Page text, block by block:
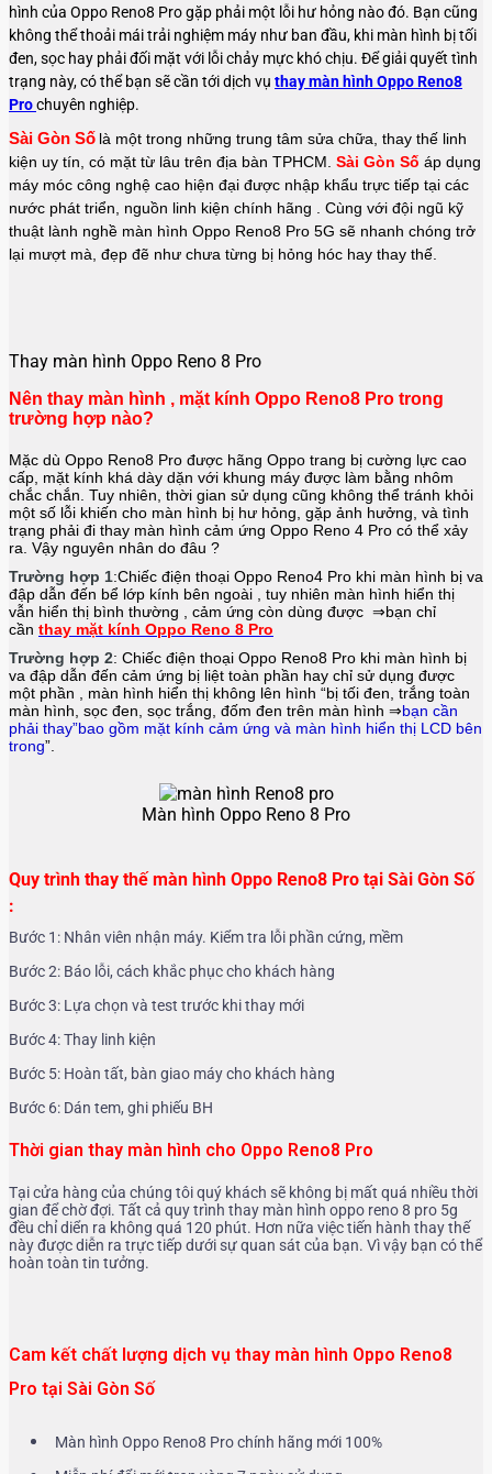
hình của Oppo Reno8 Pro gặp phải một lỗi hư hỏng nào đó. Bạn cũng
không thể thoải mái trải nghiệm máy như ban đầu, khi màn hình bị tối
đen, sọc hay phải đối mặt với lỗi chảy mực khó chịu. Để giải quyết tình
trạng này, có thể bạn sẽ cần tới dịch vụ thay màn hình Oppo Reno8
Prochuyên nghiệp.
Sài Gòn Số là một trong những trung tâm sửa chữa, thay thế linh
kiện uy tín, có mặt từ lâu trên địa bàn TPHCM. Sài Gòn Số áp dụng
máy móc công nghệ cao hiện đại được nhập khẩu trực tiếp tại các
nước phát triển, nguồn linh kiện chính hãng . Cùng với đội ngũ kỹ
thuật lành nghề màn hình Oppo Reno8 Pro 5G sẽ nhanh chóng trở
lại mượt mà, đẹp đẽ như chưa từng bị hỏng hóc hay thay thế.
Thay màn hình Oppo Reno 8 Pro
Nên thay màn hình , mặt kính Oppo Reno8 Pro trong
trường hợp nào?
Mặc dù Oppo Reno8 Pro được hãng Oppo trang bị cường lực cao
cấp, mặt kính khá dày dặn với khung máy được làm bằng nhôm
chắc chắn. Tuy nhiên, thời gian sử dụng cũng không thể tránh khỏi
một số lỗi khiến cho màn hình bị hư hỏng, gặp ảnh hưởng, và tình
trạng phải đi thay màn hình cảm ứng Oppo Reno 4 Pro có thể xảy
ra. Vậy nguyên nhân do đâu ?
Trường hợp 1:Chiếc điện thoại Oppo Reno4 Pro khi màn hình bị va
đập dẫn đến bể lớp kính bên ngoài , tuy nhiên màn hình hiển thị
vẫn hiển thị bình thường , cảm ứng còn dùng được ⇒bạn chỉ
cần thay mặt kính Oppo Reno 8 Pro
Trường hợp 2: Chiếc điện thoại Oppo Reno8 Pro khi màn hình bị
va đập dẫn đến cảm ứng bị liệt toàn phần hay chỉ sử dụng được
một phần , màn hình hiển thị không lên hình “bị tối đen, trắng toàn
màn hình, sọc đen, sọc trắng, đốm đen trên màn hình ⇒bạn cần
phải thay”bao gồm mặt kính cảm ứng và màn hình hiển thị LCD bên
trong”.
Màn hình Oppo Reno 8 Pro
Quy trình thay thế màn hình Oppo Reno8 Pro tại Sài Gòn Số
:
Bước 1: Nhân viên nhận máy. Kiểm tra lỗi phần cứng, mềm
Bước 2: Báo lỗi, cách khắc phục cho khách hàng
Bước 3: Lựa chọn và test trước khi thay mới
Bước 4: Thay linh kiện
Bước 5: Hoàn tất, bàn giao máy cho khách hàng
Bước 6: Dán tem, ghi phiếu BH
Thời gian thay màn hình cho Oppo Reno8 Pro
Tại cửa hàng của chúng tôi quý khách sẽ không bị mất quá nhiều thời
gian để chờ đợi. Tất cả quy trình thay màn hình oppo reno 8 pro 5g
đều chỉ diển ra không quá 120 phút. Hơn nữa việc tiến hành thay thế
này được diễn ra trực tiếp dưới sự quan sát của bạn. Vì vậy bạn có thể
hoàn toàn tin tưởng.
Cam kết chất lượng dịch vụ thay màn hình Oppo Reno8
Pro tại Sài Gòn Số
Màn hình Oppo Reno8 Pro chính hãng mới 100%